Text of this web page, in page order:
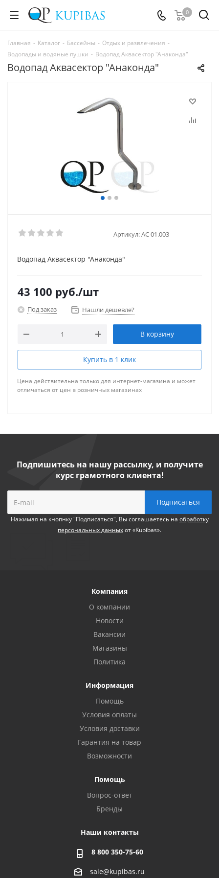
0
Главная - Каталог - Бассейны - Отдых и развлечения -
Водопады и водяные пушки - Водопад Аквасектор "Анаконда"
Водопад Аквасектор "Анаконда"
Артикул:АС 01.003
Водопад Аквасектор "Анаконда"
43 100 руб./шт
Под заказ Нашли дешевле?
В корзину
Купить в 1 клик
Цена действительна только для интернет-магазина и может
отличаться от цен в розничных магазинах
Подпишитесь на нашу рассылку, и получите
курс грамотного клиента!
Нажимая на кнопнку "Подписаться", Вы соглашаетесь на обработку
персональных данныхот «Kupibas».
Компания
О компании
Новости
Вакансии
Магазины
Политика
Информация
Помощь
Условия оплаты
Условия доставки
Гарантия на товар
Возможности
Помощь
Вопрос-ответ
Бренды
Наши контакты
8 800 350-75-60
sale@kupibas.ru